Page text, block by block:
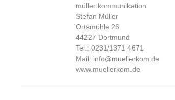
müller:kommunikation
Stefan Müller
Ortsmühle 26
44227 Dortmund
Tel.: 0231/1371 4671
Mail: info@muellerkom.de
www.muellerkom.de